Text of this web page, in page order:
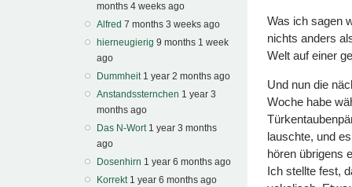
months 4 weeks ago
Alfred 7 months 3 weeks ago
hierneugierig 9 months 1 week
ago
Dummheit 1 year 2 months ago
Anstandssternchen 1 year 3
months ago
Das N-Wort 1 year 3 months
ago
Dosenhirn 1 year 6 months ago
Korrekt 1 year 6 months ago
Was ich sagen
nichts anders
Welt auf einer
Und nun die
Woche habe
lauschte, und
hören übrigens
Ich stellte fest,